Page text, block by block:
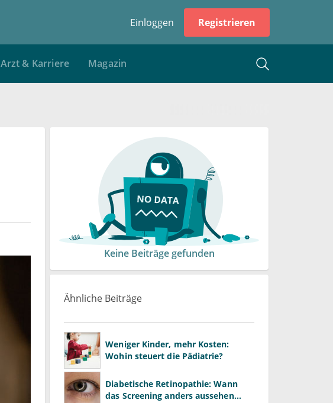
Einloggen Registrieren
Arzt & Karriere Magazin
Keine Beiträge gefunden
Ähnliche Beiträge
Weniger Kinder, mehr Kosten:
Wohin steuert die Pädiatrie?
Diabetische Retinopathie: Wann
das Screening anders aussehen